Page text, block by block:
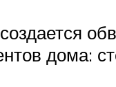
дома: